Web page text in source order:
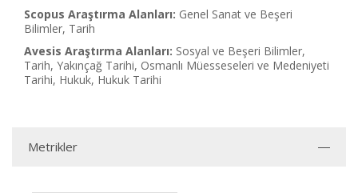
Scopus Araştırma Alanları: Genel Sanat ve Beşeri
Bilimler, Tarih
Avesis Araştırma Alanları: Sosyal ve Beşeri Bilimler,
Tarih, Yakınçağ Tarihi, Osmanlı Müesseseleri ve Medeniyeti
Tarihi, Hukuk, Hukuk Tarihi
Metrikler